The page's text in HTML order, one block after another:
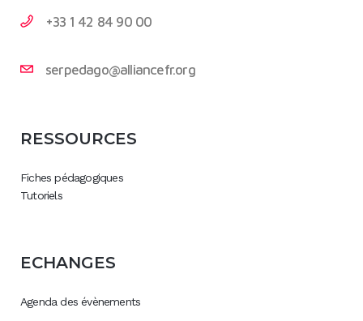
+33 1 42 84 90 00
serpedago@alliancefr.org
RESSOURCES
Fiches pédagogiques
Tutoriels
ECHANGES
Agenda des évènements